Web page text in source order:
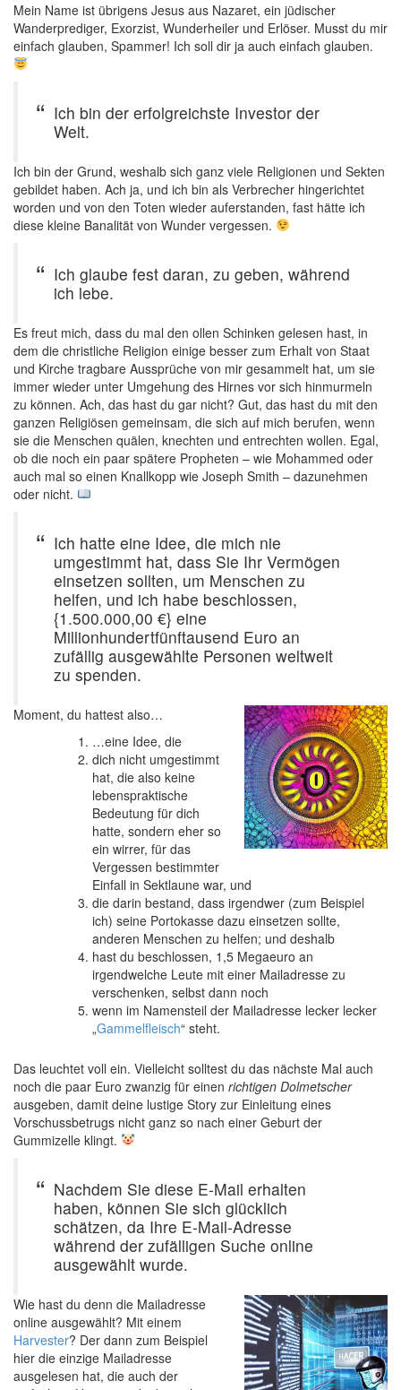
Mein Name ist übrigens Jesus aus Nazaret, ein jüdischer
Wanderprediger, Exorzist, Wunderheiler und Erlöser. Musst du mir
einfach glauben, Spammer! Ich soll dir ja auch einfach glauben.
Ich bin der erfolgreichste Investor der
Welt.
Ich bin der Grund, weshalb sich ganz viele Religionen und Sekten
gebildet haben. Ach ja, und ich bin als Verbrecher hingerichtet
worden und von den Toten wieder auferstanden, fast hätte ich
diese kleine Banalität von Wunder vergessen.
Ich glaube fest daran, zu geben, während
ich lebe.
Es freut mich, dass du mal den ollen Schinken gelesen hast, in
dem die christliche Religion einige besser zum Erhalt von Staat
und Kirche tragbare Aussprüche von mir gesammelt hat, um sie
immer wieder unter Umgehung des Hirnes vor sich hinmurmeln
zu können. Ach, das hast du gar nicht? Gut, das hast du mit den
ganzen Religiösen gemeinsam, die sich auf mich berufen, wenn
sie die Menschen quälen, knechten und entrechten wollen. Egal,
ob die noch ein paar spätere Propheten – wie Mohammed oder
auch mal so einen Knallkopp wie Joseph Smith – dazunehmen
oder nicht.
Ich hatte eine Idee, die mich nie
umgestimmt hat, dass Sie Ihr Vermögen
einsetzen sollten, um Menschen zu
helfen, und ich habe beschlossen,
{1.500.000,00 €} eine
Millionhundertfünftausend Euro an
zufällig ausgewählte Personen weltweit
zu spenden.
Moment, du hattest also…
…eine Idee, die
dich nicht umgestimmt
hat, die also keine
lebenspraktische
Bedeutung für dich
hatte, sondern eher so
ein wirrer, für das
Vergessen bestimmter
Einfall in Sektlaune war, und
die darin bestand, dass irgendwer (zum Beispiel
ich) seine Portokasse dazu einsetzen sollte,
anderen Menschen zu helfen; und deshalb
hast du beschlossen, 1,5 Megaeuro an
irgendwelche Leute mit einer Mailadresse zu
verschenken, selbst dann noch
wenn im Namensteil der Mailadresse lecker lecker
„Gammelfleisch“ steht.
Das leuchtet voll ein. Vielleicht solltest du das nächste Mal auch
noch die paar Euro zwanzig für einen richtigen Dolmetscher
ausgeben, damit deine lustige Story zur Einleitung eines
Vorschussbetrugs nicht ganz so nach einer Geburt der
Gummizelle klingt.
Nachdem Sie diese E-Mail erhalten
haben, können Sie sich glücklich
schätzen, da Ihre E-Mail-Adresse
während der zufälligen Suche online
ausgewählt wurde.
Wie hast du denn die Mailadresse
online ausgewählt? Mit einem
Harvester? Der dann zum Beispiel
hier die einzige Mailadresse
ausgelesen hat, die auch der